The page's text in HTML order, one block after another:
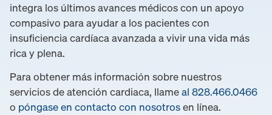
integra los últimos avances médicos con un apoyo
compasivo para ayudar a los pacientes con
insuficiencia cardíaca avanzada a vivir una vida más
rica y plena.
Para obtener más información sobre nuestros
servicios de atención cardiaca, llameal 828.466.0466
o póngase en contacto con nosotrosen línea.